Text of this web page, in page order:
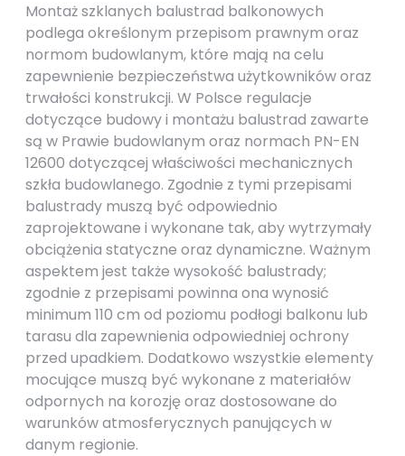
Montaż szklanych balustrad balkonowych
podlega określonym przepisom prawnym oraz
normom budowlanym, które mają na celu
zapewnienie bezpieczeństwa użytkowników oraz
trwałości konstrukcji. W Polsce regulacje
dotyczące budowy i montażu balustrad zawarte
są w Prawie budowlanym oraz normach PN-EN
12600 dotyczącej właściwości mechanicznych
szkła budowlanego. Zgodnie z tymi przepisami
balustrady muszą być odpowiednio
zaprojektowane i wykonane tak, aby wytrzymały
obciążenia statyczne oraz dynamiczne. Ważnym
aspektem jest także wysokość balustrady;
zgodnie z przepisami powinna ona wynosić
minimum 110 cm od poziomu podłogi balkonu lub
tarasu dla zapewnienia odpowiedniej ochrony
przed upadkiem. Dodatkowo wszystkie elementy
mocujące muszą być wykonane z materiałów
odpornych na korozję oraz dostosowane do
warunków atmosferycznych panujących w
danym regionie.